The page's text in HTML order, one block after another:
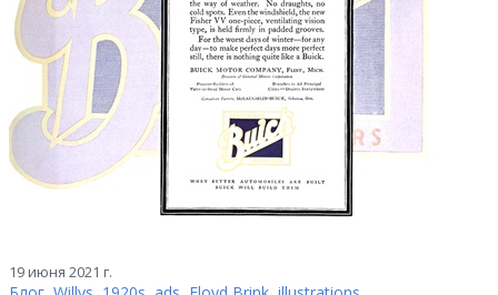
19 июня 2021 г.